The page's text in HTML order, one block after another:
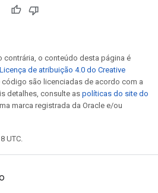
contrária, o conteúdo desta página é
Licença de atribuição 4.0 do Creative
código são licenciadas de acordo com a
detalhes, consulte as políticas do site do
marca registrada da Oracle e/ou
UTC.